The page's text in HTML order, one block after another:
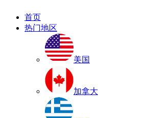
首页
热门地区
美国
加拿大